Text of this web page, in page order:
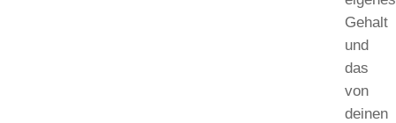
Gehalt
und
das
von
deinen